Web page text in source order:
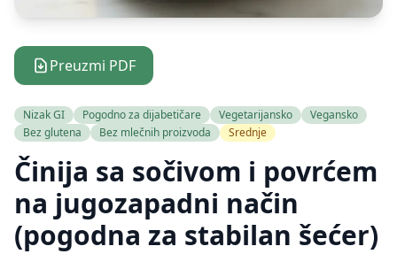
Preuzmi PDF
Nizak GI Pogodno za dijabetičare Vegetarijansko
Vegansko
Bez glutena
Bez mlečnih proizvoda Srednje
Činija sa sočivom i povrćem
na jugozapadni način
(pogodna za stabilan šećer)